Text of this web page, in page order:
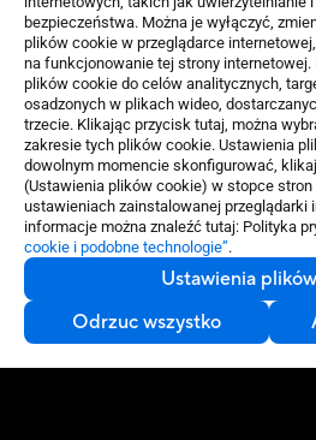
bezpieczeństwa. Można je wyłączyć,
plików cookie w przeglądarce
na funkcjonowanie tej strony internetowej.
plików cookie do celów analitycznych,
osadzonych w plikach wideo,
trzecie. Klikając przycisk tutaj, można
zakresie tych plików cookie. Ustawienia
dowolnym momencie skonfigurować,
(Ustawienia plików cookie) w stopce stron
ustawieniach zainstalowanej przeglądarki
informacje można znaleźć tutaj: Polityka
cookie i podobne technologie”.
Ustawienia
Odrzuc wszystko